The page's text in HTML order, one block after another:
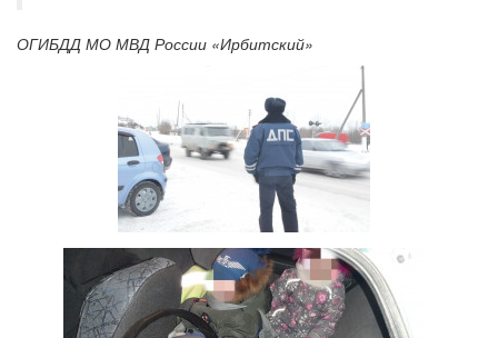
ОГИБДД МО МВД России «Ирбитский»